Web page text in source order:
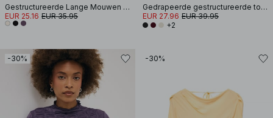
Gestructureerde Lange Mouwen Top
EUR 25.16 EUR 35.95
Gedrapeerde gestructureerde top met lange mouwen
EUR 27.96 EUR 39.95
+2
-30% -30%